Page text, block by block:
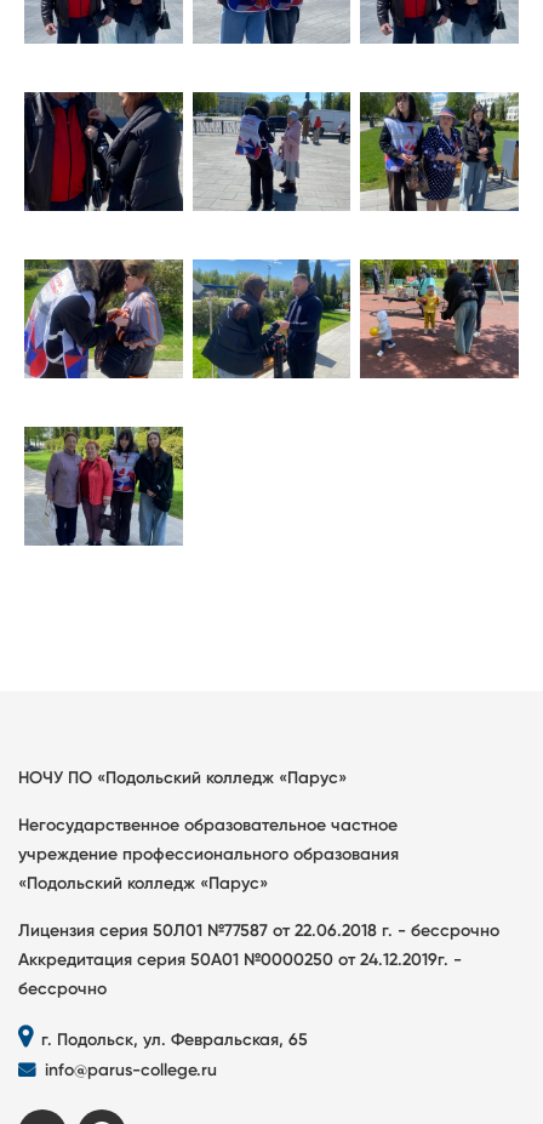
НОЧУ ПО «Подольский колледж «Парус»
Негосударственное образовательное частное
учреждение профессионального образования
«Подольский колледж «Парус»
Лицензия серия 50Л01 №77587 от 22.06.2018 г. - бессрочно
Аккредитация серия 50А01 №0000250 от 24.12.2019г. -
бессрочно
г. Подольск, ул. Февральская, 65
info@parus-college.ru